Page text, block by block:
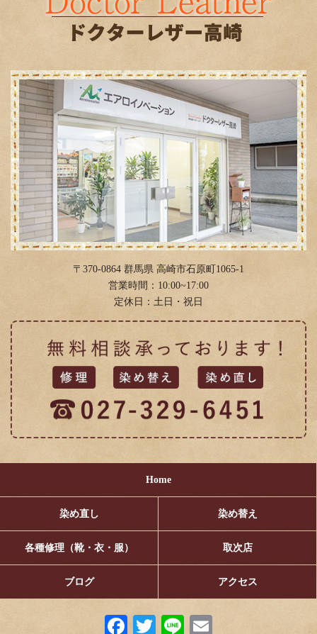
2019年6月 (1)
2019年4月(3)
2019年1月(6)
2018年12月 (2)
2018年11月 (2)
2018年10月
2018年9月
2018年8月
2018年4月
2018年2月 (11)
2018年1月 (4)
〒370-0864 群馬県 高崎市石原町1065-1
営業時間：10:00~17:00
定休日：土日・祝日
Home
染め直し 染め替え
各種修理（靴・衣・服） 取次店
ブログ アクセス
Fa T Li